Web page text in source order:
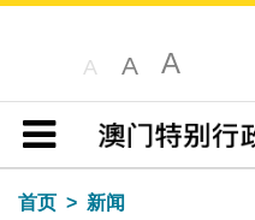
A A A
目录
首页
新闻